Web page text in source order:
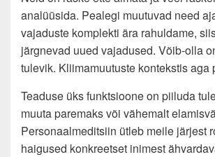
analüüsida. Pealegi muutuvad need
vajaduste komplekti ära rahuldame,
järgnevad uued vajadused. Võib-olla
tulevik. Kliimamuutuste kontekstis aga
Teaduse üks funktsioone on piiluda
muuta paremaks või vähemalt
Personaalmeditsiin ütleb meile järjest
haigused konkreetset inimest